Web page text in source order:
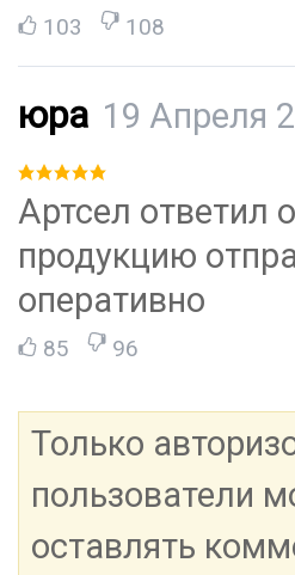
103 108
юра 19 Апреля
Артсел ответил
продукцию
оперативно
85 96
Только
пользователи
оставлять